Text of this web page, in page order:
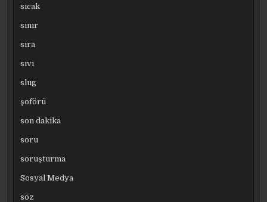
sıcak
sınır
sıra
sıvı
slug
şoförü
son dakika
soru
soruşturma
Sosyal Medya
söz